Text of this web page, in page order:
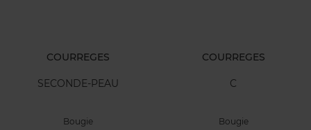
COURREGES
SECONDE-PEAU
Bougie
COURREGES
C
Bougie